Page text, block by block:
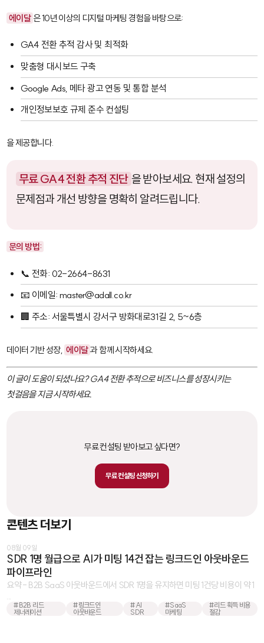
에이달 은 10년 이상의 디지털 마케팅 경험을 바탕으로:
GA4 전환 추적 감사 및 최적화
맞춤형 대시보드 구축
Google Ads, 메타 광고 연동 및 통합 분석
개인정보보호 규제 준수 컨설팅
을 제공합니다.
무료 GA4 전환 추적 진단 을 받아보세요. 현재 설정의
문제점과 개선 방향을 명확히 알려드립니다.
문의 방법:
📞 전화: 02-2664-8631
📧 이메일: master@adall.co.kr
🏢 주소: 서울특별시 강서구 방화대로31길 2, 5~6층
데이터 기반 성장, 에이달과 함께 시작하세요.
이 글이 도움이 되셨나요? GA4 전환 추적으로 비즈니스를 성장시키는
첫걸음을 지금 시작하세요.
무료 컨설팅 받아보고 싶다면?
무료 컨설팅 신청하기
콘텐츠 더보기
08월 09일
SDR 1명 월급으로 AI가 미팅 14건 잡는 링크드인 아웃바운드
파이프라인
요약 - B2B SaaS 아웃바운드에서 SDR 1명을 유지하면 미팅 1건당 비용이 약 1
#B2B 리드
제너레이션
#링크드인
아웃바운드
#AI
SDR
#SaaS
마케팅
#리드 획득 비용
절감